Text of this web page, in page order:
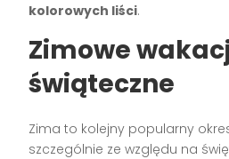
kolorowych liści.
Zimowe
świąteczne
Zima to kolejny popularny
szczególnie ze względu na